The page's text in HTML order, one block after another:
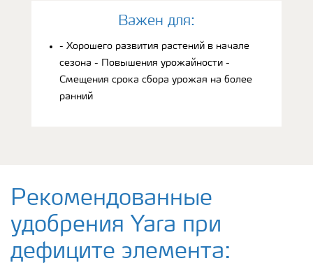
Bажен для:
- Хорошего развития растений в начале
сезона - Повышения урожайности -
Смещения срока сбора урожая на более
ранний
Рекомендованные
удобрения Yara при
дефиците элемента: